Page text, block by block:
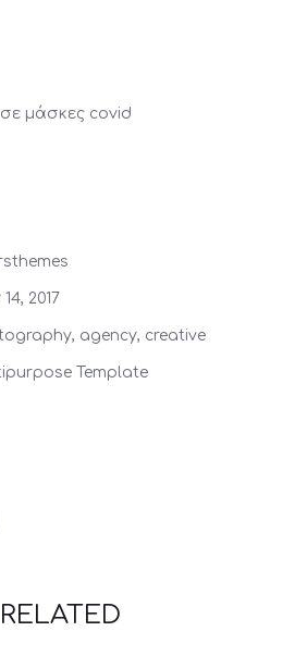
μάσκες covid
2017
agency, creative
Template